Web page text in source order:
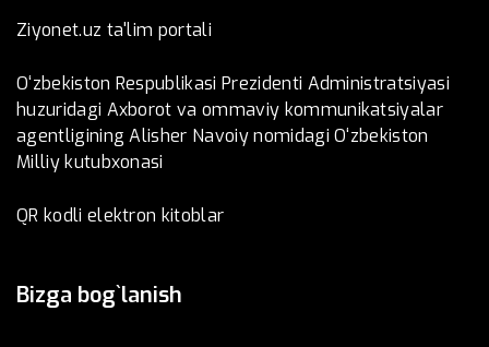
Ziyonet.uz ta'lim portali
O‘zbekiston Respublikasi Prezidenti Administratsiyasi
huzuridagi Axborot va ommaviy kommunikatsiyalar
agentligining Alisher Navoiy nomidagi O‘zbekiston
Milliy kutubxonasi
QR kodli elektron kitoblar
Bizga bog`lanish